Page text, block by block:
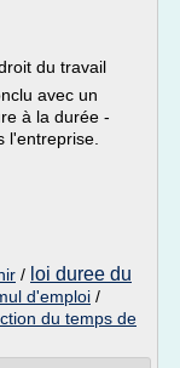
du travail
avec un
à la durée -
l'entreprise.
/ loi duree du
d'emploi /
du temps de